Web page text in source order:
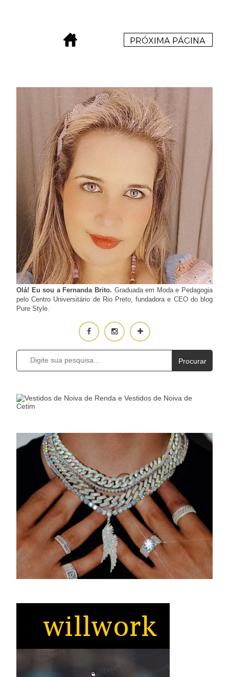
Olá! Eu sou a Fernanda Brito. Graduada em Moda e Pedagogia
pelo Centro Universitário de Rio Preto, fundadora e CEO do blog
Pure Style.
Procurar